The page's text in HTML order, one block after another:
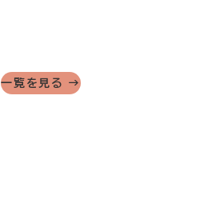
一覧を見る →